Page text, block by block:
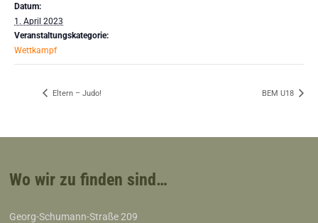
Datum:
1. April 2023
Veranstaltungskategorie:
Wettkampf
Eltern – Judo! BEM U18
Wo wir zu finden sind…
Georg-Schumann-Straße 209